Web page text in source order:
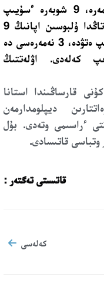
دۇيسەبايەۆتار وتباسى 9 بالا، 25 نەمەرە، 9 شوبەرە ءسۇيىپ
وتىرعان كوپ بالالى اۋليەت. قازىرگى تاڭدا ۇلبوسىن اپانىڭ 9
بالاسى دا ۇستازدىق جولىندا ەڭبەك ەتىپ ەتۋدە، 3 نەمەرەسى دە
كەلەدى. اۋلەتتىڭ
قارساڭىندا استانا
ديپلومدارمەن
ءراسىمى وتەدى. بۇل
وتباسى قاتىسادى.
قاتىستى تەگتەر :
كەلەسى